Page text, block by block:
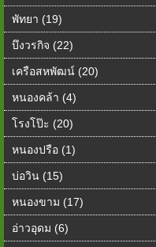
พัทยา (19)
บึงวรกิจ (22)
เครือสหพัฒน์ (20)
หนองคล้า (4)
โรงโป๊ะ (20)
หนองปรือ (1)
บ่อวิน (15)
หนองขาม (17)
อ่าวอุดม (6)